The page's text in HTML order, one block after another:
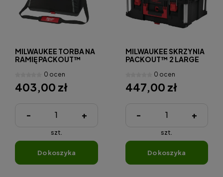
MILWAUKEE TORBA NA
RAMIĘ PACKOUT™
50CM
0 ocen
403,00 zł
- +
szt.
do koszyka
MILWAUKEE SKRZYNIA
PACKOUT™ 2 LARGE
0 ocen
447,00 zł
- +
szt.
do koszyka